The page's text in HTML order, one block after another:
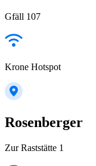
Gfäll 107
Krone Hotspot
Rosenberger
Zur Raststätte 1